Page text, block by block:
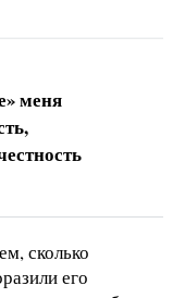
меня
сколько
его